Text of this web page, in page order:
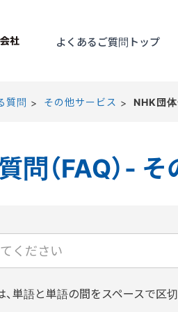
よくあるご質問トップ
質問 その他サービス NHK団
問（FAQ）-
単語と単語の間をスペースで区切